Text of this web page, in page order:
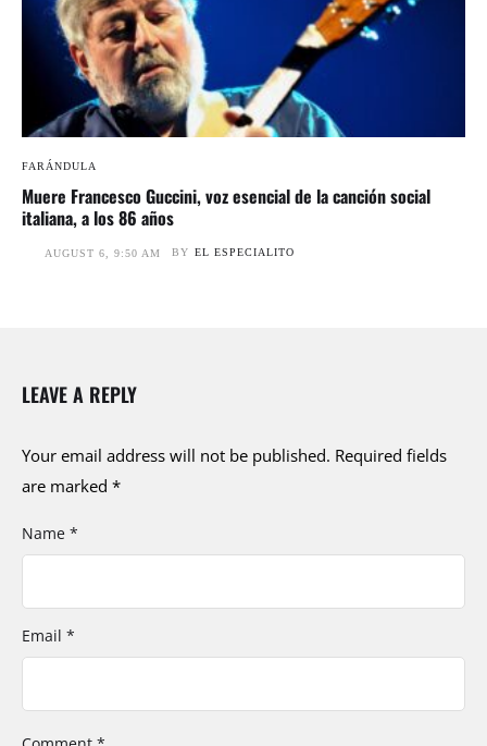
FARÁNDULA
Muere Francesco Guccini, voz esencial de la canción social
italiana, a los 86 años
AUGUST 6, 9:50 AM BY EL ESPECIALITO
LEAVE A REPLY
Your email address will not be published. Required fields
are marked *
Name *
Email *